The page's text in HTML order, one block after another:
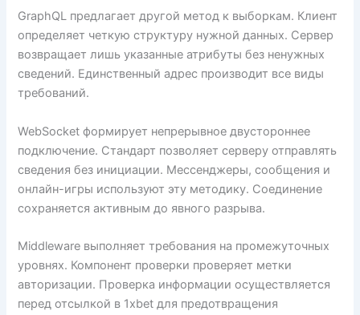
GraphQL предлагает другой метод к выборкам. Клиент
определяет четкую структуру нужной данных. Сервер
возвращает лишь указанные атрибуты без ненужных
сведений. Единственный адрес производит все виды
требований.
WebSocket формирует непрерывное двустороннее
подключение. Стандарт позволяет серверу отправлять
сведения без инициации. Мессенджеры, сообщения и
онлайн-игры используют эту методику. Соединение
сохраняется активным до явного разрыва.
Middleware выполняет требования на промежуточных
уровнях. Компонент проверки проверяет метки
авторизации. Проверка информации осуществляется
перед отсылкой в 1xbet для предотвращения